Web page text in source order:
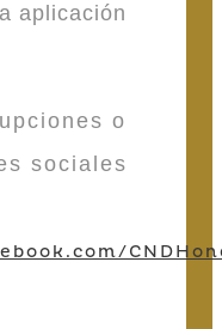
aplicación
o
sociales